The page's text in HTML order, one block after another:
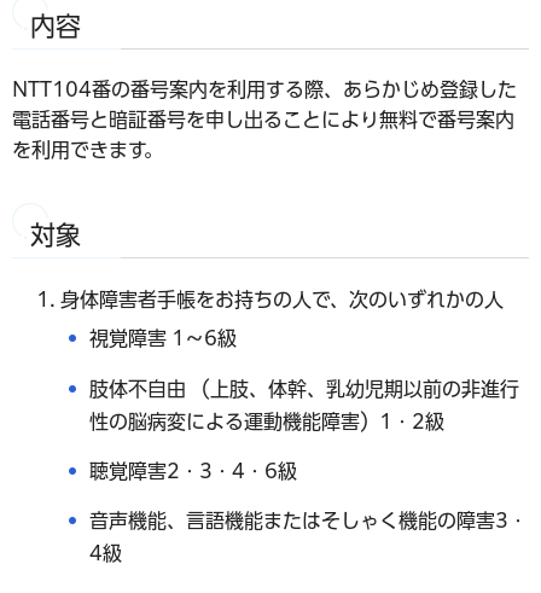
内容
NTT104番の番号案内を利用する際、あらかじめ登録した
電話番号と暗証番号を申し出ることにより無料で番号案内
を利用できます。
対象
身体障害者手帳をお持ちの人で、次のいずれかの人
視覚障害 1～6級
肢体不自由 （上肢、体幹、乳幼児期以前の非進行
性の脳病変による運動機能障害）1・2級
聴覚障害2・3・4・6級
音声機能、言語機能またはそしゃく機能の障害3・
4級